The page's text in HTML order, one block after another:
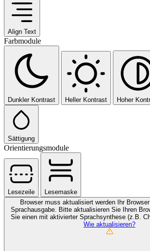
Align Text
Farbmodule
Dunkler Kontrast Heller Kontrast Hoher
Sättigung
Orientierungsmodule
Lesezeile
Lesemaske
Browser muss aktualisiert werden
Ihr
Sprachausgabe. Bitte aktualisieren Sie Ihren
Sie einen mit aktivierter Sprachsynthese (z.B.
Wie aktualisieren?